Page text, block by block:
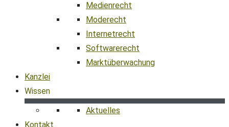
Medienrecht
Moderecht
Internetrecht
Softwarerecht
Marktüberwachung
Kanzlei
Wissen
Aktuelles
Kontakt